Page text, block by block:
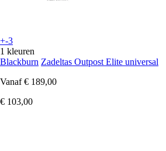
+-3
1 kleuren
Blackburn Zadeltas Outpost Elite universal
Vanaf € 189,00
€ 103,00